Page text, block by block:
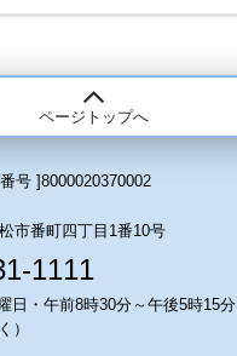
ページトップへ
号 ]8000020370002
市番町四丁目1番10号
1111
日・午前8時30分～午後5時15分
）